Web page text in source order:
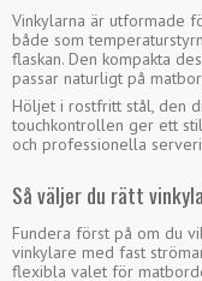
Vinkylarna är utformade
både som
flaskan. Den kompakta
passar naturligt på
Höljet i rostfritt stål, den
touchkontrollen ger ett
och professionella
Så väljer du rätt
Fundera först på om du
vinkylare med fast
flexibla valet för